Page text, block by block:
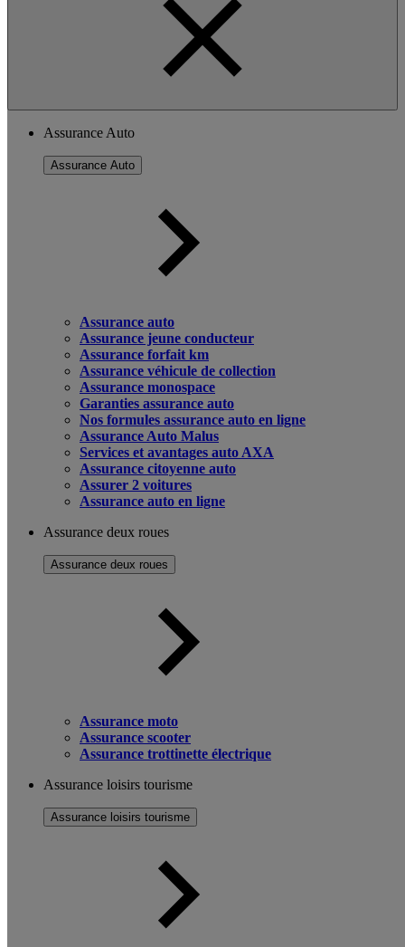
Assurance Auto
Assurance Auto
Assurance auto
Assurance jeune conducteur
Assurance forfait km
Assurance véhicule de collection
Assurance monospace
Garanties assurance auto
Nos formules assurance auto en ligne
Assurance Auto Malus
Services et avantages auto AXA
Assurance citoyenne auto
Assurer 2 voitures
Assurance auto en ligne
Assurance deux roues
Assurance deux roues
Assurance moto
Assurance scooter
Assurance trottinette électrique
Assurance loisirs tourisme
Assurance loisirs tourisme